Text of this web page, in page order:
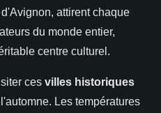
attirent chaque
du monde entier,
centre culturel.
ces villes historiques
Les températures